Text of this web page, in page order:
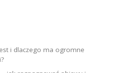
i dlaczego ma ogromne